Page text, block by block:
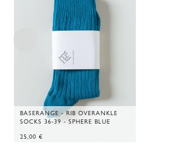
BASERANGE - RIB OVERANKLE
SOCKS 36-39 - SPHERE BLUE
25,00 €